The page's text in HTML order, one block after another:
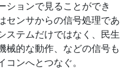
ションで見ることができ
センサからの信号処理であ
ステムだけではなく、民生
械的な動作、などの信号も
ンへとつなぐ。